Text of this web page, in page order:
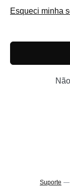
Esqueci minha
Suporte —